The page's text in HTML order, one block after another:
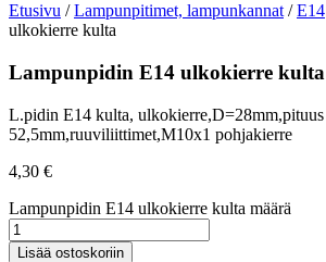
Etusivu /Lampunpitimet, lampunkannat /E14
ulkokierre kulta
Lampunpidin E14 ulkokierre kulta
L.pidin E14 kulta, ulkokierre,D=28mm,pituus
52,5mm,ruuviliittimet,M10x1 pohjakierre
4,30 €
Lampunpidin E14 ulkokierre kulta määrä
Lisää ostoskoriin